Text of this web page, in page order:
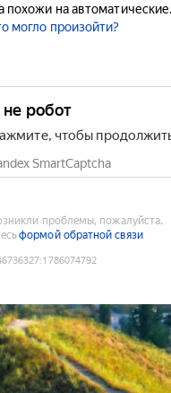
похожи на автоматические.
могло произойти?
Я не робот
чтобы
SmartCaptcha
проблемы, пожалуйста,
формой обратной связи
:1786074792